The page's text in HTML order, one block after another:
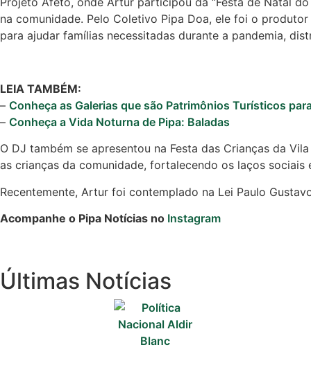
na comunidade. Pelo Coletivo Pipa Doa, ele foi o
para ajudar famílias necessitadas durante a pandemia,
LEIA TAMBÉM:
– Conheça as Galerias que são Patrimônios Turísticos
– Conheça a Vida Noturna de Pipa: Baladas
O DJ também se apresentou na Festa das Crianças da
as crianças da comunidade, fortalecendo os laços
Recentemente, Artur foi contemplado na Lei Paulo
Acompanhe o Pipa Notícias no Instagram
Últimas Notícias